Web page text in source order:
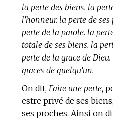
la perte des biens. la
l’honneur. la perte de
perte de la parole. la
totale de ses biens. la
perte de la grace de
graces de quelqu’un.
On dit, Faire une perte,
estre privé de ses
ses proches. Ainsi on